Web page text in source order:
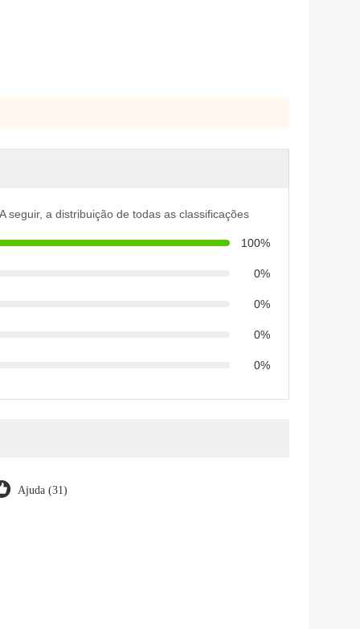
A seguir, a distribuição de todas as classificações
100%
0%
0%
0%
0%
Ajuda (31)